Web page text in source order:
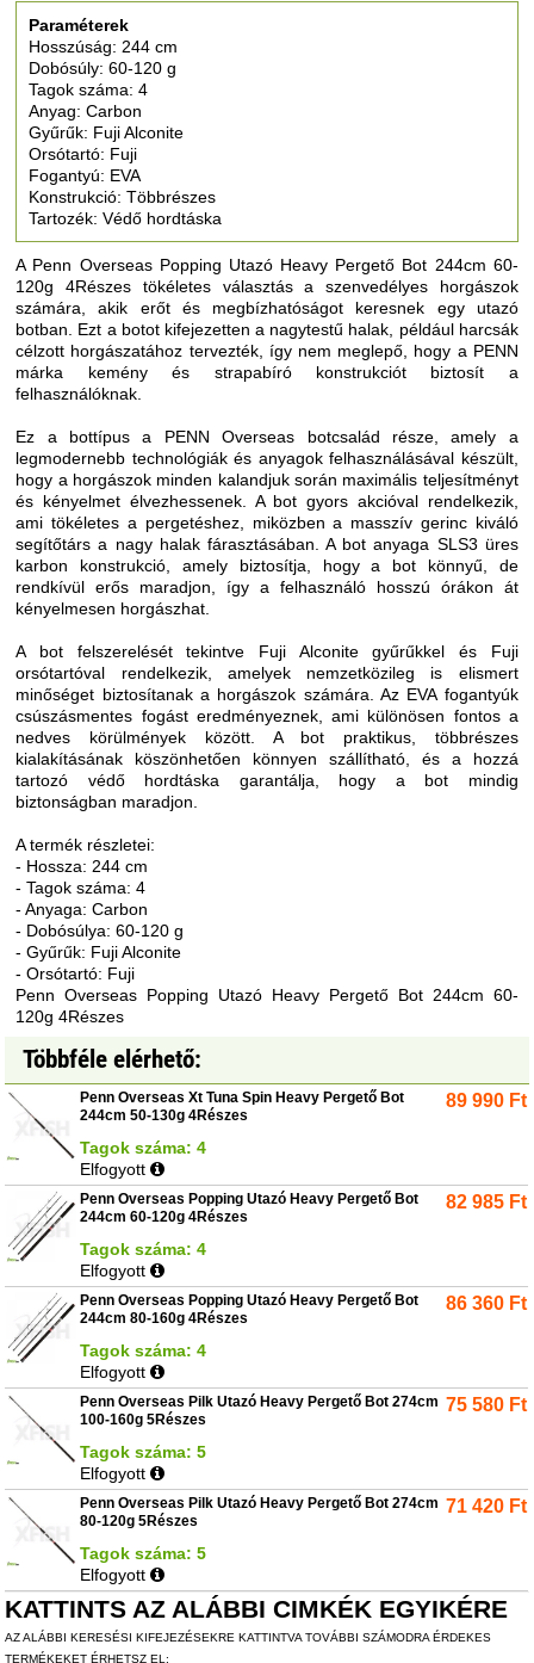
Paraméterek
Hosszúság: 244 cm
Dobósúly: 60-120 g
Tagok száma: 4
Anyag: Carbon
Gyűrűk: Fuji Alconite
Orsótartó: Fuji
Fogantyú: EVA
Konstrukció: Többrészes
Tartozék: Védő hordtáska
A Penn Overseas Popping Utazó Heavy Pergető Bot 244cm 60-
120g 4Részes tökéletes választás a szenvedélyes horgászok
számára, akik erőt és megbízhatóságot keresnek egy utazó
botban. Ezt a botot kifejezetten a nagytestű halak, például harcsák
célzott horgászatához tervezték, így nem meglepő, hogy a PENN
márka kemény és strapabíró konstrukciót biztosít a
felhasználóknak.
Ez a bottípus a PENN Overseas botcsalád része, amely a
legmodernebb technológiák és anyagok felhasználásával készült,
hogy a horgászok minden kalandjuk során maximális teljesítményt
és kényelmet élvezhessenek. A bot gyors akcióval rendelkezik,
ami tökéletes a pergetéshez, miközben a masszív gerinc kiváló
segítőtárs a nagy halak fárasztásában. A bot anyaga SLS3 üres
karbon konstrukció, amely biztosítja, hogy a bot könnyű, de
rendkívül erős maradjon, így a felhasználó hosszú órákon át
kényelmesen horgászhat.
A bot felszerelését tekintve Fuji Alconite gyűrűkkel és Fuji
orsótartóval rendelkezik, amelyek nemzetközileg is elismert
minőséget biztosítanak a horgászok számára. Az EVA fogantyúk
csúszásmentes fogást eredményeznek, ami különösen fontos a
nedves körülmények között. A bot praktikus, többrészes
kialakításának köszönhetően könnyen szállítható, és a hozzá
tartozó védő hordtáska garantálja, hogy a bot mindig
biztonságban maradjon.
A termék részletei:
- Hossza: 244 cm
- Tagok száma: 4
- Anyaga: Carbon
- Dobósúlya: 60-120 g
- Gyűrűk: Fuji Alconite
- Orsótartó: Fuji
Penn Overseas Popping Utazó Heavy Pergető Bot 244cm 60-
120g 4Részes
Többféle elérhető:
Penn Overseas Xt Tuna Spin Heavy Pergető Bot
244cm 50-130g 4Részes
Tagok száma: 4
Elfogyott
89 990 Ft
Penn Overseas Popping Utazó Heavy Pergető Bot
244cm 60-120g 4Részes
Tagok száma: 4
Elfogyott
82 985 Ft
Penn Overseas Popping Utazó Heavy Pergető Bot
244cm 80-160g 4Részes
Tagok száma: 4
Elfogyott
86 360 Ft
Penn Overseas Pilk Utazó Heavy Pergető Bot 274cm
100-160g 5Részes
Tagok száma: 5
Elfogyott
75 580 Ft
Penn Overseas Pilk Utazó Heavy Pergető Bot 274cm
80-120g 5Részes
Tagok száma: 5
Elfogyott
71 420 Ft
KATTINTS AZ ALÁBBI CIMKÉK EGYIKÉRE
AZ ALÁBBI KERESÉSI KIFEJEZÉSEKRE KATTINTVA TOVÁBBI SZÁMODRA ÉRDEKES
TERMÉKEKET ÉRHETSZ EL: